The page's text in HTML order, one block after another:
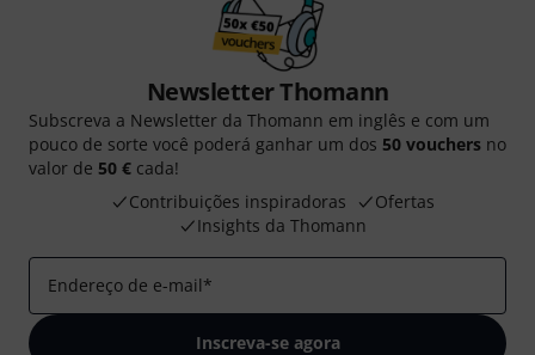
Newsletter Thomann
Subscreva a Newsletter da Thomann em inglês e com um
pouco de sorte você poderá ganhar um dos 50 vouchers no
valor de 50 € cada!
Contribuições inspiradoras
Ofertas
Insights da Thomann
Endereço de e-mail*
Inscreva-se agora